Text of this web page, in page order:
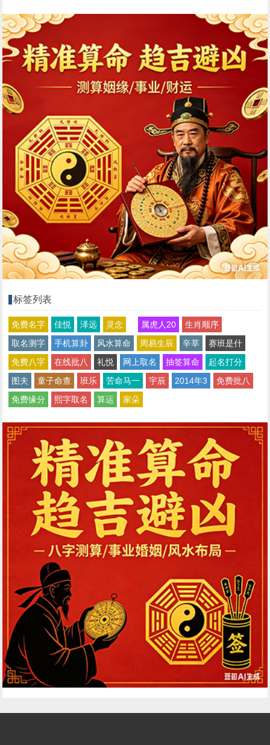
标签列表
免费名字 佳悦 泽远 灵念 属虎人20
生肖顺序
取名测字
手机算卦 风水算命 周易生辰 辛莘
赛班是什
免费八字
在线批八 礼悦 网上取名 抽签算命
起名打分
图夫
童子命查 班乐 苦命马一 宇辰 2014年3
免费批八
免费缘分
熙字取名 算运 家朵